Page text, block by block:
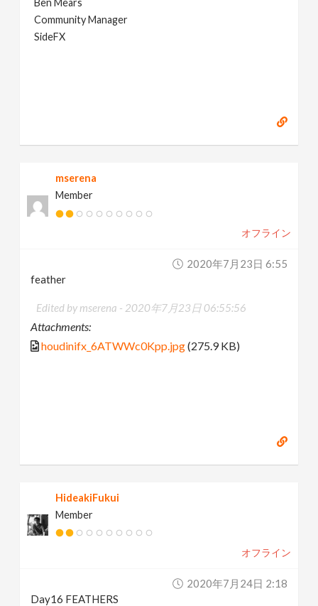
Ben Mears
Community Manager
SideFX
mserena
Member
オフライン
2020年7月23日 6:55
feather
Edited by mserena - 2020年7月23日 06:55:56
Attachments:
houdinifx_6ATWWc0Kpp.jpg(275.9 KB)
HideakiFukui
Member
オフライン
2020年7月24日 2:18
Day16 FEATHERS